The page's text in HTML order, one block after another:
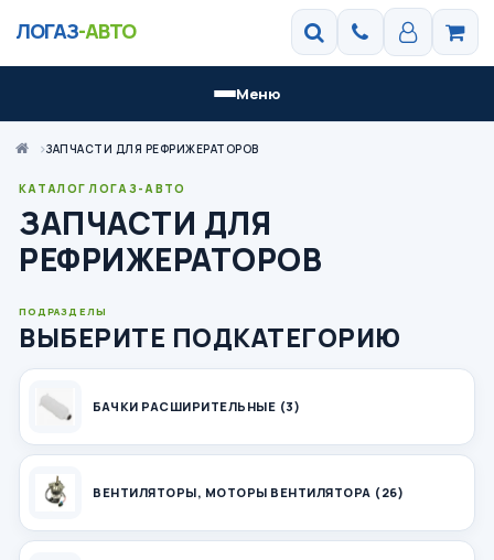
ЛОГАЗ-АВТО
Меню
ЗАПЧАСТИ ДЛЯ РЕФРИЖЕРАТОРОВ
КАТАЛОГ ЛОГАЗ-АВТО
ЗАПЧАСТИ ДЛЯ
РЕФРИЖЕРАТОРОВ
ПОДРАЗДЕЛЫ
ВЫБЕРИТЕ ПОДКАТЕГОРИЮ
БАЧКИ РАСШИРИТЕЛЬНЫЕ (3)
ВЕНТИЛЯТОРЫ, МОТОРЫ ВЕНТИЛЯТОРА (26)